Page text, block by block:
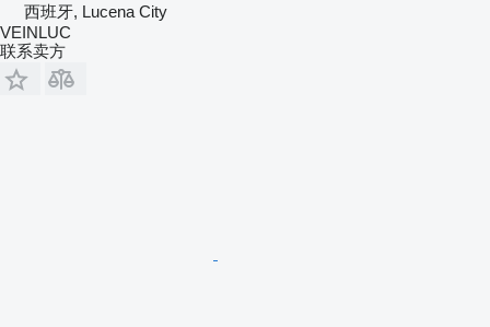
西班牙, Lucena City
VEINLUC
联系卖方